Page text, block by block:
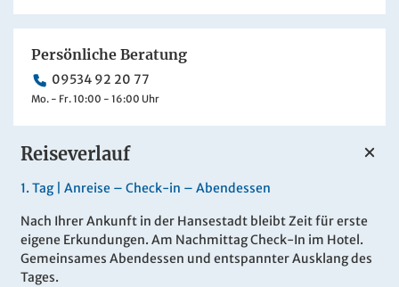
Reiseverlauf
1. Tag | Anreise – Check-in – Abendessen
Nach Ihrer Ankunft in der Hansestadt bleibt Zeit für erste
eigene Erkundungen. Am Nachmittag Check-In im Hotel.
Gemeinsames Abendessen und entspannter Ausklang des
Tages.
Persönliche Beratung
09534 92 20 77
Mo. - Fr. 10:00 - 16:00 Uhr